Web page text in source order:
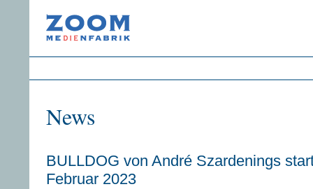
News
BULLDOG von André Szardenings
Februar 2023